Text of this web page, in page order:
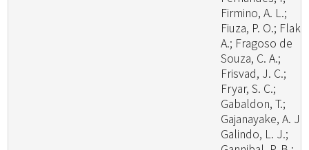
Firmino, A. L.;
Fiuza, P. O.;
A.; Fragoso de
Souza, C. A.;
Frisvad, J. C.;
Fryar, S. C.;
Gabaldon, T.;
Gajanayake, A. J.;
Galindo, L. J.;